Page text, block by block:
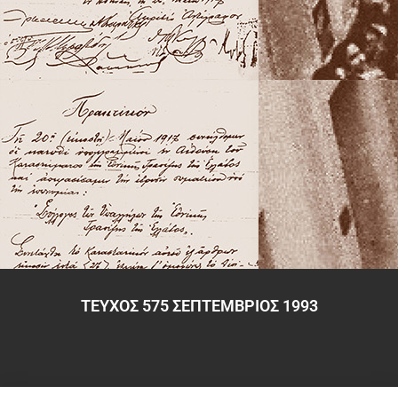
ΤΕΥΧΟΣ 575 ΣΕΠΤΕΜΒΡΙΟΣ 1993